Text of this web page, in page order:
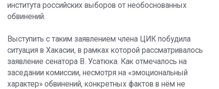
института российских выборов от необоснованных
обвинений.
Выступить с таким заявлением члена ЦИК побудила
ситуация в Хакасии, в рамках которой рассматривалось
заявление сенатора В. Усатюка. Как отмечалось на
заседании комиссии, несмотря на «эмоциональный
характер» обвинений, конкретных фактов в нём не